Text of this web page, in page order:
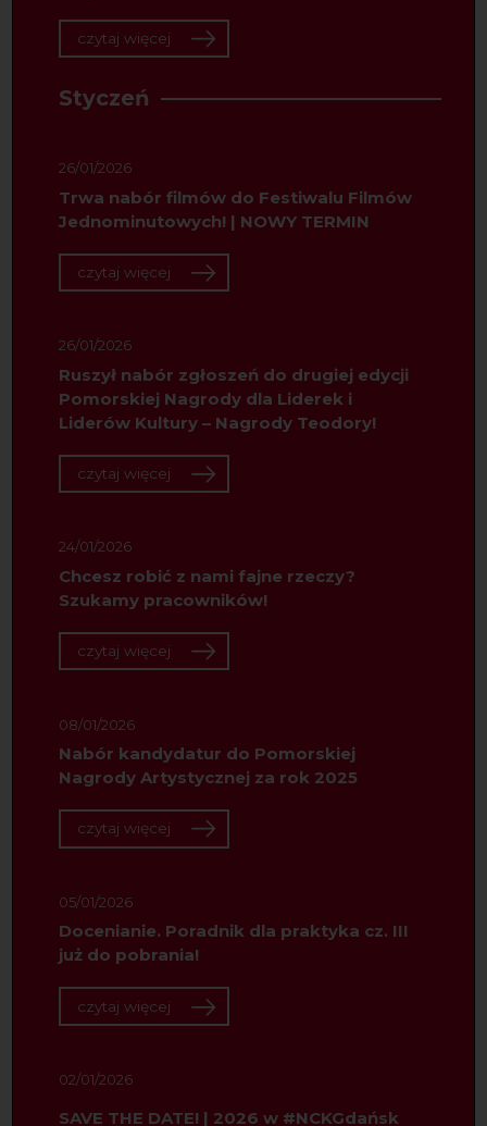
czytaj więcej
Styczeń
26/01/2026
Trwa nabór filmów do Festiwalu Filmów
Jednominutowych! | NOWY TERMIN
czytaj więcej
26/01/2026
Ruszył nabór zgłoszeń do drugiej edycji
Pomorskiej Nagrody dla Liderek i
Liderów Kultury – Nagrody Teodory!
czytaj więcej
24/01/2026
Chcesz robić z nami fajne rzeczy?
Szukamy pracowników!
czytaj więcej
08/01/2026
Nabór kandydatur do Pomorskiej
Nagrody Artystycznej za rok 2025
czytaj więcej
05/01/2026
Docenianie. Poradnik dla praktyka cz. III
już do pobrania!
czytaj więcej
02/01/2026
SAVE THE DATE! | 2026 w #NCKGdańsk